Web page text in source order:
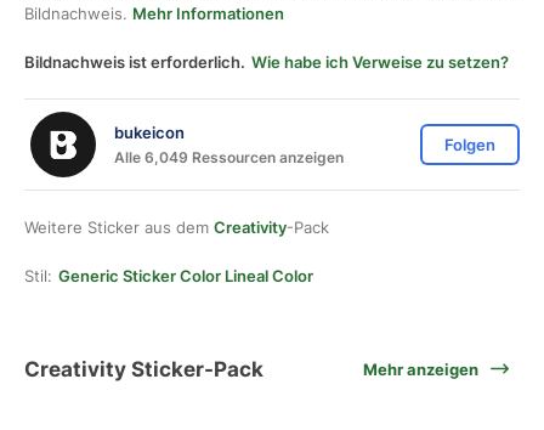
Bildnachweis. Mehr Informationen
Bildnachweis ist erforderlich. Wie habe ich Verweise zu setzen?
bukeicon
Alle 6,049 Ressourcen anzeigen
Folgen
Weitere Sticker aus dem Creativity-Pack
Stil: Generic Sticker Color Lineal Color
Creativity Sticker-Pack Mehr anzeigen